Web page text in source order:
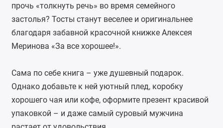
прочь «толкнуть речь» во время семейного
застолья? Тосты станут веселее и оригинальнее
благодаря забавной красочной книжке Алексея
Меринова «За все хорошее!».
Сама по себе книга – уже душевный подарок.
Однако добавьте к ней уютный плед, коробку
хорошего чая или кофе, оформите презент красивой
упаковкой – и даже самый суровый мужчина